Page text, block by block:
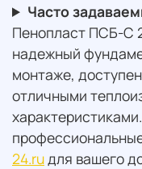
Часто
Пенопласт ПСБ-С
надежный
монтаже,
отличными
24.ruдля вашего